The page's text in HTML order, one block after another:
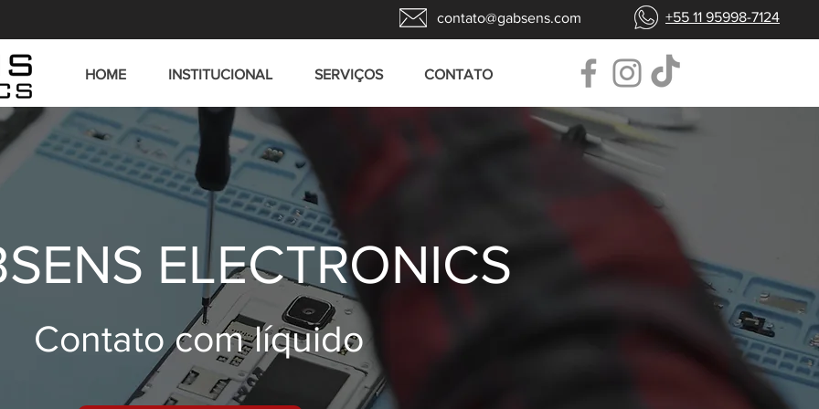
contato@gabsens.com +55 11 95998-7124
HOME INSTITUCIONAL SERVIÇOS CONTATO
ELECTRONICS
Contato com líquido